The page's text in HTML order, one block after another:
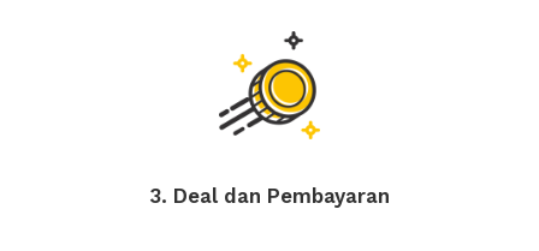
3. Deal dan Pembayaran